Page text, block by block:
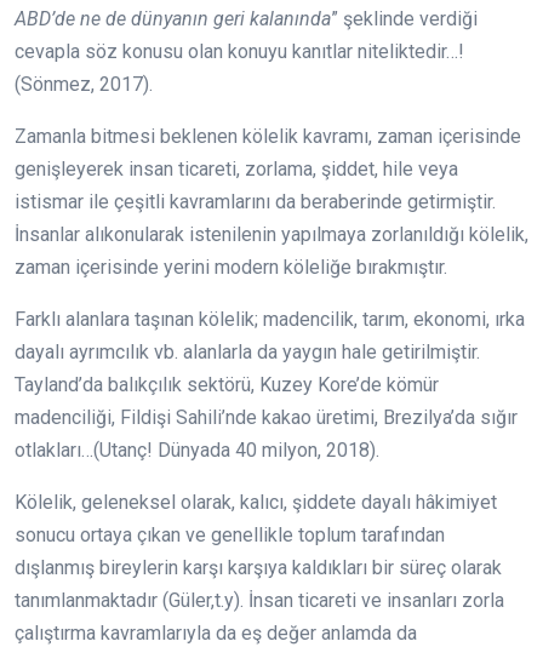
ABD’de ne de dünyanın geri kalanında” şeklinde verdiği
cevapla söz konusu olan konuyu kanıtlar niteliktedir…!
(Sönmez, 2017).
Zamanla bitmesi beklenen kölelik kavramı, zaman içerisinde
genişleyerek insan ticareti, zorlama, şiddet, hile veya
istismar ile çeşitli kavramlarını da beraberinde getirmiştir.
İnsanlar alıkonularak istenilenin yapılmaya zorlanıldığı kölelik,
zaman içerisinde yerini modern köleliğe bırakmıştır.
Farklı alanlara taşınan kölelik; madencilik, tarım, ekonomi, ırka
dayalı ayrımcılık vb. alanlarla da yaygın hale getirilmiştir.
Tayland’da balıkçılık sektörü, Kuzey Kore’de kömür
madenciliği, Fildişi Sahili’nde kakao üretimi, Brezilya’da sığır
otlakları…(Utanç! Dünyada 40 milyon, 2018).
Kölelik, geleneksel olarak, kalıcı, şiddete dayalı hâkimiyet
sonucu ortaya çıkan ve genellikle toplum tarafından
dışlanmış bireylerin karşı karşıya kaldıkları bir süreç olarak
tanımlanmaktadır (Güler,t.y). İnsan ticareti ve insanları zorla
çalıştırma kavramlarıyla da eş değer anlamda da